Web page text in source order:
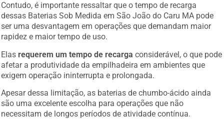
Contudo, é importante ressaltar que o tempo de recarga
dessas Baterias Sob Medida em São João do Caru MA pode
ser uma desvantagem em operações que demandam maior
rapidez e maior tempo de uso.
Elas requerem um tempo de recarga considerável, o que pode
afetar a produtividade da empilhadeira em ambientes que
exigem operação ininterrupta e prolongada.
Apesar dessa limitação, as baterias de chumbo-ácido ainda
são uma excelente escolha para operações que não
necessitam de longos períodos de atividade contínua.